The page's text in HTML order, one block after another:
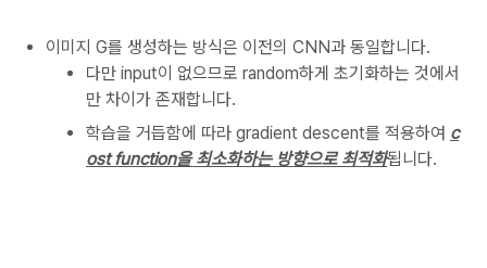
이미지 G를 생성하는 방식은 이전의 CNN과 동일합니다.
다만 input이 없으므로 random하게 초기화하는 것에서
만 차이가 존재합니다.
학습을 거듭함에 따라 gradient descent를 적용하여 c
ost function을 최소화하는 방향으로 최적화됩니다.